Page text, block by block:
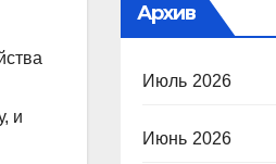
и
Архив
Июль 2026
Июнь 2026